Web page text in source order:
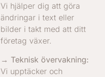
Vi hjälper dig att göra
ändringar i text eller
bilder i takt med att ditt
företag växer.
→ Teknisk övervakning:
Vi upptäcker och